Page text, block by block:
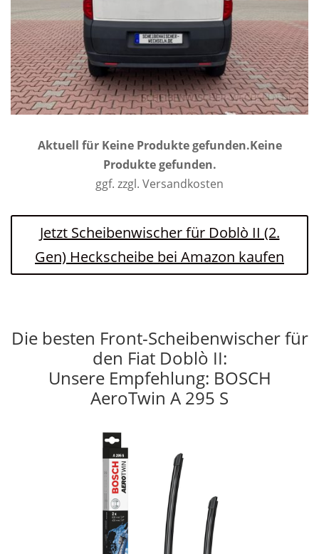
Aktuell für Keine Produkte gefunden.Keine
Produkte gefunden.
ggf. zzgl. Versandkosten
Jetzt Scheibenwischer für Doblò II (2.
Gen) Heckscheibe bei Amazon kaufen
Die besten Front-Scheibenwischer für
den Fiat Doblò II:
Unsere Empfehlung: BOSCH
AeroTwin A 295 S